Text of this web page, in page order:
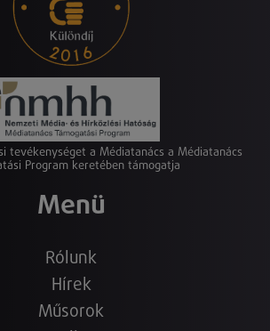
tevékenységet a Médiatanács a Médiatanács
Program keretében támogatja
Menü
Rólunk
Hírek
Műsorok